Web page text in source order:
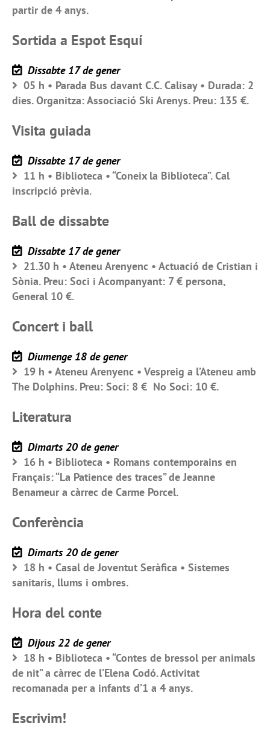
partir de 4 anys.
Sortida a Espot Esquí
Dissabte 17 de gener
05 h • Parada Bus davant C.C. Calisay • Durada: 2
dies. Organitza: Associació Ski Arenys. Preu: 135 €.
Visita guiada
Dissabte 17 de gener
11 h • Biblioteca • “Coneix la Biblioteca”. Cal
inscripció prèvia.
Ball de dissabte
Dissabte 17 de gener
21.30 h • Ateneu Arenyenc • Actuació de Cristian i
Sònia. Preu: Soci i Acompanyant: 7 € persona,
General 10 €.
Concert i ball
Diumenge 18 de gener
19 h • Ateneu Arenyenc • Vespreig a l’Ateneu amb
The Dolphins. Preu: Soci: 8 € No Soci: 10 €.
Literatura
Dimarts 20 de gener
16 h • Biblioteca • Romans contemporains en
Français: “La Patience des traces” de Jeanne
Benameur a càrrec de Carme Porcel.
Conferència
Dimarts 20 de gener
18 h • Casal de Joventut Seràfica • Sistemes
sanitaris, llums i ombres.
Hora del conte
Dijous 22 de gener
18 h • Biblioteca • “Contes de bressol per animals
de nit” a càrrec de l’Elena Codó. Activitat
recomanada per a infants d’1 a 4 anys.
Escrivim!